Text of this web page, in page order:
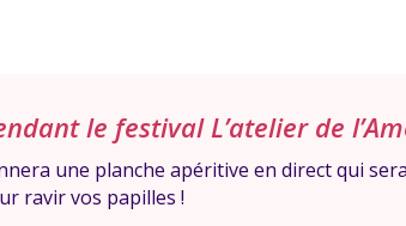
le festival L’atelier de
une planche apéritive en direct qui
ravir vos papilles !